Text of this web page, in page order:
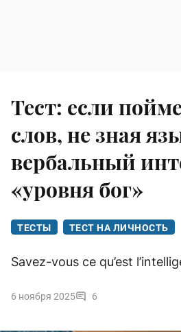
Тест: если
слов, не зная
вербальный
«уровня бог»
ТЕСТЫ ТЕСТ НА ЛИЧНОСТЬ
Savez-vous ce qu’est
6 ноября 2025 6